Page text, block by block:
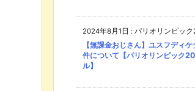
2024年8月1日 : パリオリンピッ
【無課金おじさん】ユスフディ
件について【パリオリンピック
ル】